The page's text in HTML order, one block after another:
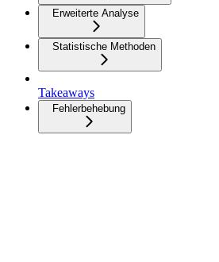
Erweiterte Analyse
Statistische Methoden
Takeaways
Fehlerbehebung